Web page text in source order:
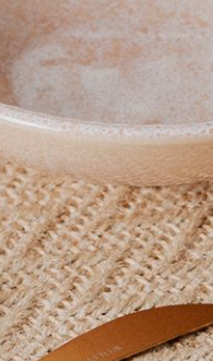
280cm x 260cm
Ver mais avaliações
Outras
Frete e